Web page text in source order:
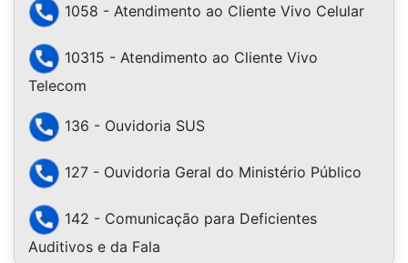
1058 - Atendimento ao Cliente Vivo Celular
10315 - Atendimento ao Cliente Vivo
Telecom
136 - Ouvidoria SUS
127 - Ouvidoria Geral do Ministério Público
142 - Comunicação para Deficientes
Auditivos e da Fala